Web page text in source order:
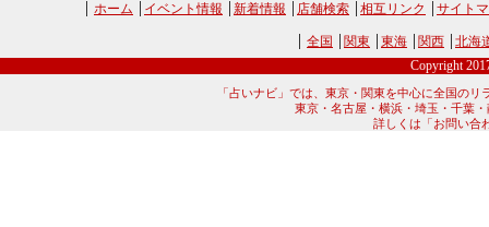
ホーム イベント情報 新着情報 店舗検索 相互リンク サイト
全国 関東 東海 関西
北海
Copyright
「占いナビ」では、東京・関東を中心に全国の
東京・名古屋・横浜・埼玉・千葉
詳しくは「お問い合